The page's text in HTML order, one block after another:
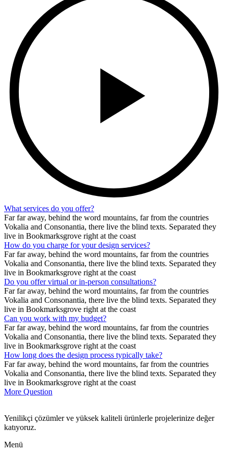
What services do you offer?
Far far away, behind the word mountains, far from the countries
Vokalia and Consonantia, there live the blind texts. Separated they
live in Bookmarksgrove right at the coast
How do you charge for your design services?
Far far away, behind the word mountains, far from the countries
Vokalia and Consonantia, there live the blind texts. Separated they
live in Bookmarksgrove right at the coast
Do you offer virtual or in-person consultations?
Far far away, behind the word mountains, far from the countries
Vokalia and Consonantia, there live the blind texts. Separated they
live in Bookmarksgrove right at the coast
Can you work with my budget?
Far far away, behind the word mountains, far from the countries
Vokalia and Consonantia, there live the blind texts. Separated they
live in Bookmarksgrove right at the coast
How long does the design process typically take?
Far far away, behind the word mountains, far from the countries
Vokalia and Consonantia, there live the blind texts. Separated they
live in Bookmarksgrove right at the coast
More Question
Yenilikçi çözümler ve yüksek kaliteli ürünlerle projelerinize değer
katıyoruz.
Menü